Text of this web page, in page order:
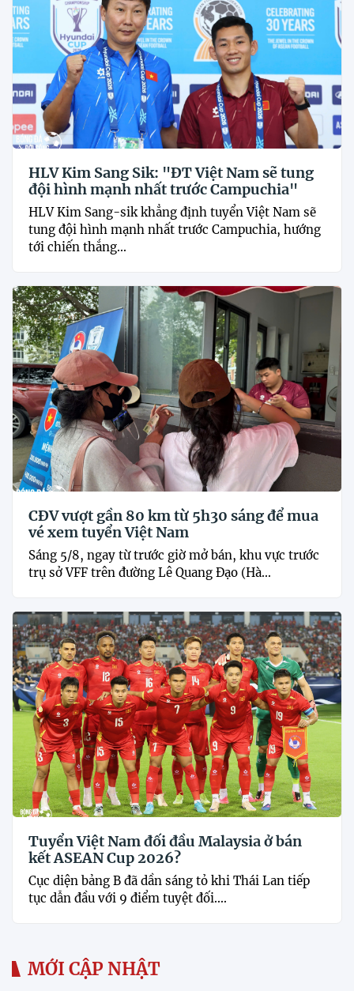
HLV Kim Sang Sik: "ĐT Việt Nam sẽ tung
đội hình mạnh nhất trước Campuchia"
HLV Kim Sang-sik khẳng định tuyển Việt Nam sẽ
tung đội hình mạnh nhất trước Campuchia, hướng
tới chiến thắng...
CĐV vượt gần 80 km từ 5h30 sáng để mua
vé xem tuyển Việt Nam
Sáng 5/8, ngay từ trước giờ mở bán, khu vực trước
trụ sở VFF trên đường Lê Quang Đạo (Hà...
Tuyển Việt Nam đối đầu Malaysia ở bán
kết ASEAN Cup 2026?
Cục diện bảng B đã dần sáng tỏ khi Thái Lan tiếp
tục dẫn đầu với 9 điểm tuyệt đối....
MỚI CẬP NHẬT